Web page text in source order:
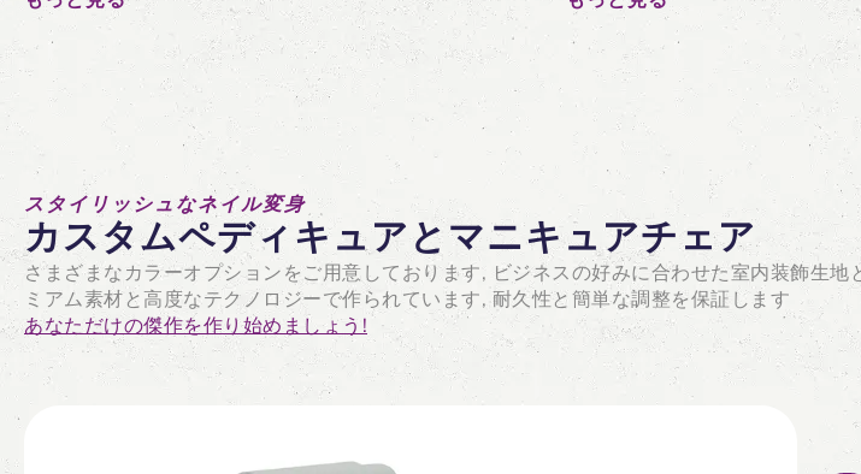
スタイリッシュなネイル変身
カスタムペディキュアとマニキュアチェア
さまざまなカラーオプションをご用意しております, ビジネスの好みに合わせた室内装飾生地
ミアム素材と高度なテクノロジーで作られています, 耐久性と簡単な調整を保証します
あなただけの傑作を作り始めましょう!